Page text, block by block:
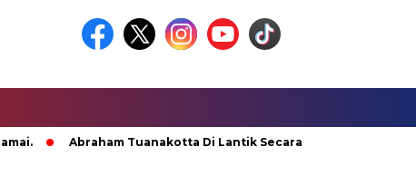
Abraham Tuanakotta Di Lantik Secara Adat; Pj Bupati